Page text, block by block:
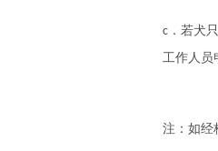
c ．若犬
工作人员
注：如经